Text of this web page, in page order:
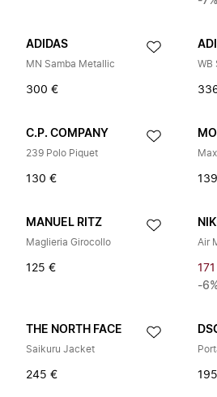
ADIDAS
MN Samba Metallic
300 €
WB
C.P. COMPANY
239 Polo Piquet
130 €
MANUEL RITZ
Maglieria Girocollo
125 €
Air
-
THE NORTH FACE
Saikuru Jacket
245 €